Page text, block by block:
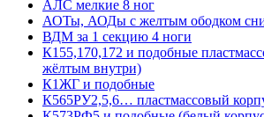
АЛС мелкие 8 ног
АОТы, АОДы с желтым ободком
ВДМ за 1 секцию 4 ноги
К155,170,172 и подобные
жёлтым внутри)
К1ЖГ и подобные
К565РУ2,5,6… пластмассовый